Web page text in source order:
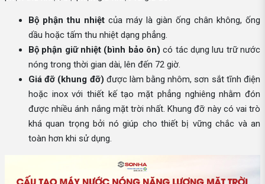
Bộ phận thu nhiệt của máy là giàn ống chân không, ống
dầu hoặc tấm thu nhiệt dạng phẳng.
Bộ phận giữ nhiệt (bình bảo ôn) có tác dụng lưu trữ nước
nóng trong thời gian dài, lên đến 72 giờ.
Giá đỡ (khung đỡ) được làm bằng nhôm, sơn sắt tĩnh điện
hoặc inox với thiết kế tạo mặt phẳng nghiêng nhằm đón
được nhiều ánh nắng mặt trời nhất. Khung đỡ này có vai trò
khá quan trọng bởi nó giúp cho thiết bị vững chắc và an
toàn hơn khi sử dụng.